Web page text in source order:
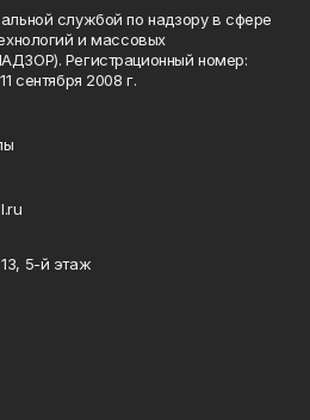
службой по надзору в сфере
и массовых
Регистрационный номер:
сентября 2008 г.
5-й этаж